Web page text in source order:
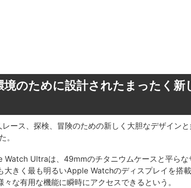
境のために設計されたまったく
ース、探検、冒険のための新しく大胆なデザイン
。
Watch Ultraは、49mmのチタニウムケースと平らな
大きく最も明るいApple Watchのディスプレイを搭
々な有用な機能に瞬時にアクセスできるという。